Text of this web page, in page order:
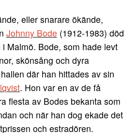
eller snarare ökände,
Johnny Bode (1912-1983) död
Malmö. Bode, som hade levt
skönsång och dyra
där han hittades av sin
. Hon var en av de få
flesta av Bodes bekanta som
och när han dog ekade det
och estradören.